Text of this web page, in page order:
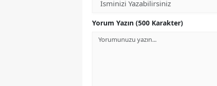
Yorum Yazın (500 Karakter)